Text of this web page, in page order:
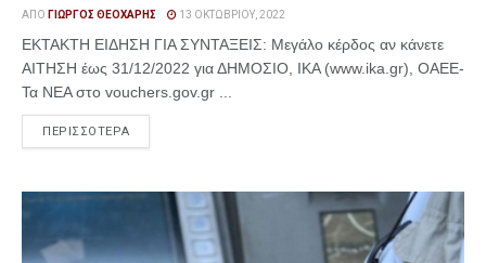
ΑΠΌ ΓΙΏΡΓΟΣ ΘΕΟΧΆΡΗΣ 13 ΟΚΤΩΒΡΊΟΥ, 2022
ΕΚΤΑΚΤΗ ΕΙΔΗΣΗ ΓΙΑ ΣΥΝΤΑΞΕΙΣ: Μεγάλο κέρδος αν κάνετε
ΑΙΤΗΣΗ έως 31/12/2022 για ΔΗΜΟΣΙΟ, ΙΚΑ (www.ika.gr), ΟΑΕΕ-
Τα ΝΕΑ στο vouchers.gov.gr ...
ΠΕΡΙΣΣΟΤΕΡΑ